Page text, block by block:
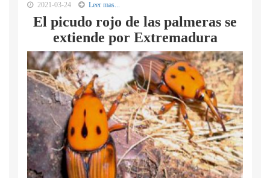
2021-03-24 Leer mas...
El picudo rojo de las palmeras se
extiende por Extremadura